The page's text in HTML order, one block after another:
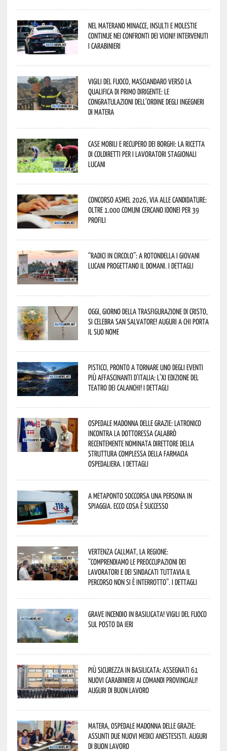
Nel materano minacce, insulti e molestie
continue nei confronti dei vicini! Intervenuti
i Carabinieri
Vigili del Fuoco, Masciandaro verso la
qualifica di Primo Dirigente: le
congratulazioni dell’Ordine degli Ingegneri
di Matera
Case mobili e recupero dei borghi: la ricetta
di Coldiretti per i lavoratori stagionali
lucani
Concorso Asmel 2026, via alle candidature:
oltre 1.000 Comuni cercano idonei per 39
profili
“Radici in Circolo”: a Rotondella i giovani
lucani progettano il domani. I dettagli
Oggi, giorno della Trasfigurazione di Cristo,
si celebra San Salvatore! Auguri a chi porta
il suo nome
Pisticci, pronto a tornare uno degli eventi
più affascinanti d’Italia: l’XI edizione del
Teatro dei Calanchi! I dettagli
Ospedale Madonna delle Grazie: Latronico
incontra la dottoressa Calabrò
recentemente nominata Direttore della
Struttura Complessa della Farmacia
Ospedaliera. I dettagli
A Metaponto soccorsa una persona in
spiaggia. Ecco cosa è successo
Vertenza CallMat, la Regione:
“comprendiamo le preoccupazioni dei
lavoratori e dei sindacati tuttavia il
percorso non si è interrotto”. I dettagli
Grave incendio in Basilicata! Vigili del fuoco
sul posto da ieri
Più sicurezza in Basilicata: assegnati 61
nuovi Carabinieri ai Comandi provinciali!
Auguri di buon lavoro
Matera, Ospedale Madonna delle Grazie:
assunti due nuovi medici anestesisti. Auguri
di buon lavoro